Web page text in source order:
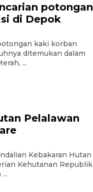
potongan
di Depok
kaki korban
ditemukan dalam
...
Pelalawan
Kebakaran Hutan
Kehutanan Republik